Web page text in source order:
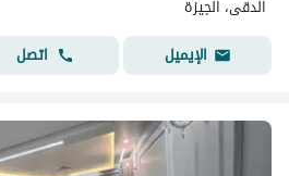
الدقى، الجيزة
الإيميل
اتصل